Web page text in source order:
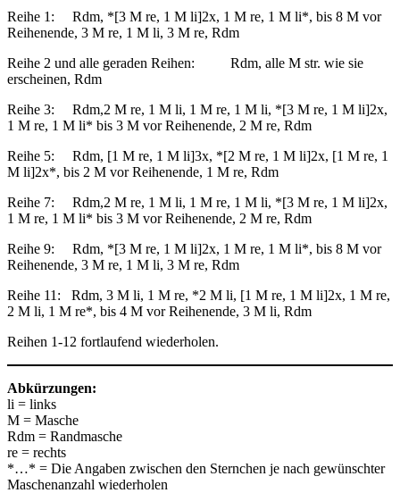
Reihe 1: Rdm, *[3 M re, 1 M li]2x, 1 M re, 1 M li*, bis 8 M vor
Reihenende, 3 M re, 1 M li, 3 M re, Rdm
Reihe 2 und alle geraden Reihen: Rdm, alle M str. wie sie
erscheinen, Rdm
Reihe 3: Rdm,2 M re, 1 M li, 1 M re, 1 M li, *[3 M re, 1 M li]2x,
1 M re, 1 M li* bis 3 M vor Reihenende, 2 M re, Rdm
Reihe 5: Rdm, [1 M re, 1 M li]3x, *[2 M re, 1 M li]2x, [1 M re, 1
M li]2x*, bis 2 M vor Reihenende, 1 M re, Rdm
Reihe 7: Rdm,2 M re, 1 M li, 1 M re, 1 M li, *[3 M re, 1 M li]2x,
1 M re, 1 M li* bis 3 M vor Reihenende, 2 M re, Rdm
Reihe 9: Rdm, *[3 M re, 1 M li]2x, 1 M re, 1 M li*, bis 8 M vor
Reihenende, 3 M re, 1 M li, 3 M re, Rdm
Reihe 11: Rdm, 3 M li, 1 M re, *2 M li, [1 M re, 1 M li]2x, 1 M re,
2 M li, 1 M re*, bis 4 M vor Reihenende, 3 M li, Rdm
Reihen 1-12 fortlaufend wiederholen.
Abkürzungen:
li = links
M = Masche
Rdm = Randmasche
re = rechts
*…* = Die Angaben zwischen den Sternchen je nach gewünschter
Maschenanzahl wiederholen